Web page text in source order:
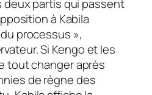
deux partis qui passent
à Kabila
processus »,
Si Kengo et les
tout changer après
de règne des